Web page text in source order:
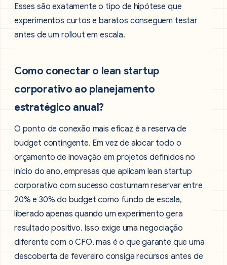
Esses são exatamente o tipo de hipótese que
experimentos curtos e baratos conseguem testar
antes de um rollout em escala.
Como conectar o lean startup
corporativo ao planejamento
estratégico anual?
O ponto de conexão mais eficaz é a reserva de
budget contingente. Em vez de alocar todo o
orçamento de inovação em projetos definidos no
início do ano, empresas que aplicam lean startup
corporativo com sucesso costumam reservar entre
20% e 30% do budget como fundo de escala,
liberado apenas quando um experimento gera
resultado positivo. Isso exige uma negociação
diferente com o CFO, mas é o que garante que uma
descoberta de fevereiro consiga recursos antes de